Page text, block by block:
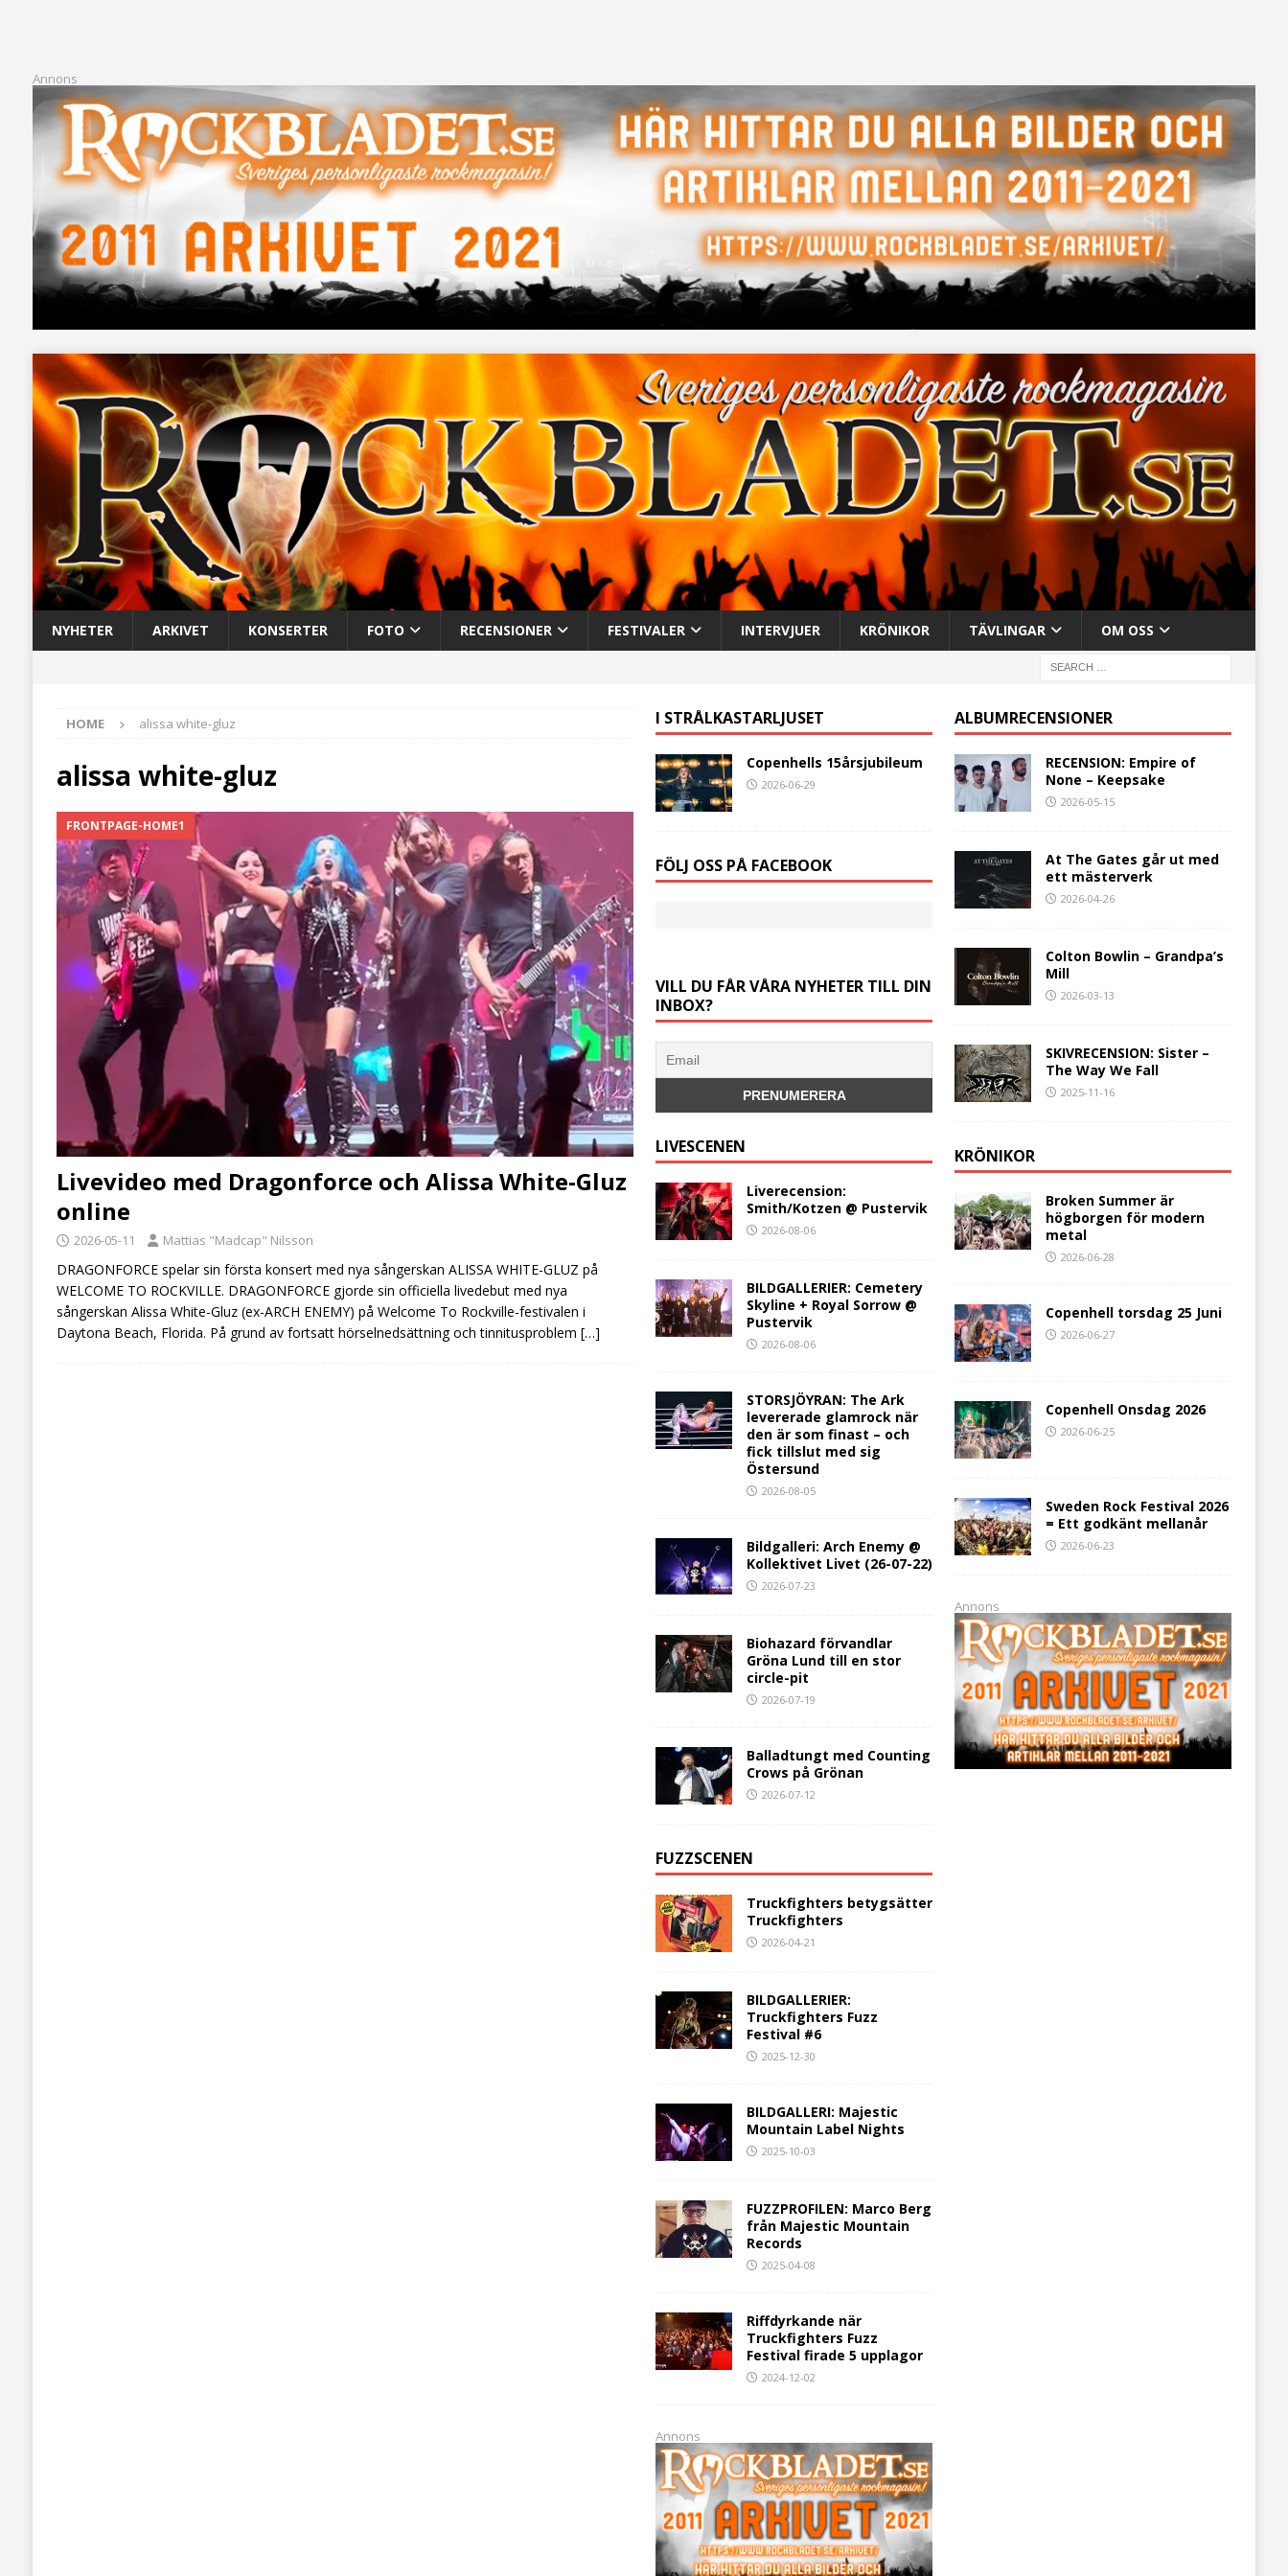
Annons
NYHETER ARKIVET KONSERTER FOTO RECENSIONER FESTIVALER INTERVJUER KRÖNIKOR TÄVLINGAR OM OSS
HOME alissa white-gluz
alissa white-gluz
FRONTPAGE-HOME1
Livevideo med Dragonforce och Alissa White-Gluz
online
2026-05-11 Mattias "Madcap" Nilsson
DRAGONFORCE spelar sin första konsert med nya sångerskan ALISSA WHITE-GLUZ på
WELCOME TO ROCKVILLE. DRAGONFORCE gjorde sin officiella livedebut med nya
sångerskan Alissa White-Gluz (ex-ARCH ENEMY) på Welcome To Rockville-festivalen i
Daytona Beach, Florida. På grund av fortsatt hörselnedsättning och tinnitusproblem […]
I STRÅLKASTARLJUSET
Copenhells 15årsjubileum
2026-06-29
FÖLJ OSS PÅ FACEBOOK
VILL DU FÅR VÅRA NYHETER TILL DIN
INBOX?
LIVESCENEN
Liverecension:
Smith/Kotzen @ Pustervik
2026-08-06
BILDGALLERIER: Cemetery
Skyline + Royal Sorrow @
Pustervik
2026-08-06
STORSJÖYRAN: The Ark
levererade glamrock när
den är som finast – och
fick tillslut med sig
Östersund
2026-08-05
Bildgalleri: Arch Enemy @
Kollektivet Livet (26-07-22)
2026-07-23
Biohazard förvandlar
Gröna Lund till en stor
circle-pit
2026-07-19
Balladtungt med Counting
Crows på Grönan
2026-07-12
FUZZSCENEN
Truckfighters betygsätter
Truckfighters
2026-04-21
BILDGALLERIER:
Truckfighters Fuzz
Festival #6
2025-12-30
BILDGALLERI: Majestic
Mountain Label Nights
2025-10-03
FUZZPROFILEN: Marco Berg
från Majestic Mountain
Records
2025-04-08
Riffdyrkande när
Truckfighters Fuzz
Festival firade 5 upplagor
2024-12-02
Annons
ALBUMRECENSIONER
RECENSION: Empire of
None – Keepsake
2026-05-15
At The Gates går ut med
ett mästerverk
2026-04-26
Colton Bowlin – Grandpa’s
Mill
2026-03-13
SKIVRECENSION: Sister –
The Way We Fall
2025-11-16
KRÖNIKOR
Broken Summer är
högborgen för modern
metal
2026-06-28
Copenhell torsdag 25 Juni
2026-06-27
Copenhell Onsdag 2026
2026-06-25
Sweden Rock Festival 2026
= Ett godkänt mellanår
2026-06-23
Annons